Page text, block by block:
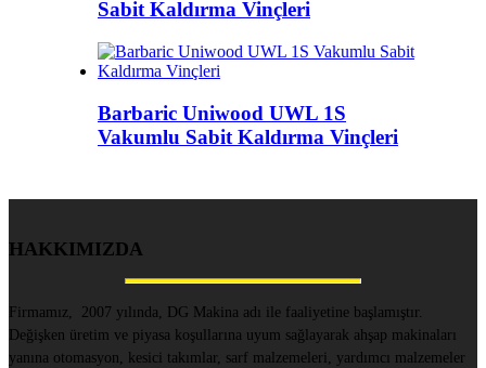
Sabit Kaldırma Vinçleri
Barbaric Uniwood UWL 1S
Vakumlu Sabit Kaldırma Vinçleri
HAKKIMIZDA
Firmamız, 2007 yılında, DG Makina adı ile faaliyetine başlamıştır.
Değişken üretim ve piyasa koşullarına uyum sağlayarak ahşap makinaları
yanına otomasyon, kesici takımlar, sarf malzemeleri, yardımcı malzemeler